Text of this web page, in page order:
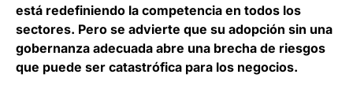
está redefiniendo la competencia en todos los
sectores. Pero se advierte que su adopción sin una
gobernanza adecuada abre una brecha de riesgos
que puede ser catastrófica para los negocios.